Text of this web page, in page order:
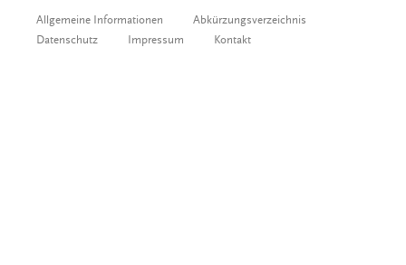
Allgemeine Informationen
Abkürzungsverzeichnis
Datenschutz
Impressum Kontakt